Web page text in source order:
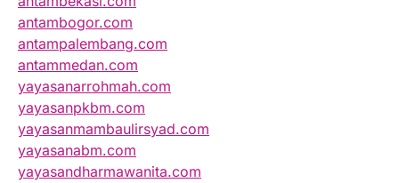
antambogor.com
antampalembang.com
antammedan.com
yayasanarrohmah.com
yayasanpkbm.com
yayasanmambaulirsyad.com
yayasanabm.com
yayasandharmawanita.com